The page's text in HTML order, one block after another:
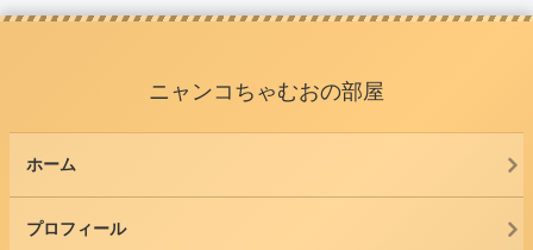
ニャンコちゃむおの部屋
ホーム
プロフィール